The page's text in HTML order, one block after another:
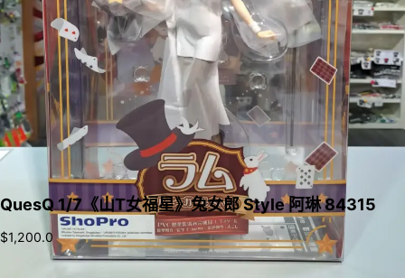
QuesQ 1/7《山T女福星》兔女郎 Style 阿琳 84315
$1,200.0